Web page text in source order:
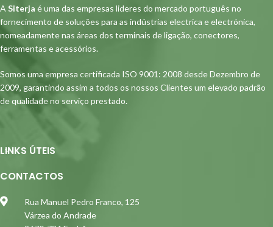
A Siterja é uma das empresas lideres do mercado português no
fornecimento de soluções para as indústrias electrica e electrónica,
nomeadamente nas áreas dos terminais de ligação, conectores,
ferramentas e acessórios.
Somos uma empresa certificada ISO 9001: 2008 desde Dezembro de
2009, garantindo assim a todos os nossos Clientes um elevado padrão
de qualidade no serviço prestado.
LINKS ÚTEIS
CONTACTOS
Rua Manuel Pedro Franco, 125
Várzea do Andrade